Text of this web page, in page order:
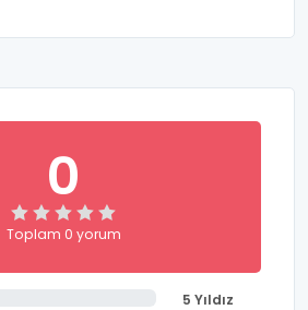
0
Toplam 0 yorum
5 Yıldız